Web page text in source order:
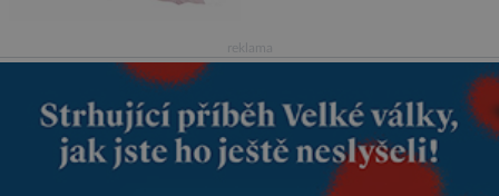
nás dali dohromady, Toník byl
dobře zaopatřený mladý muž.
Manželství nám oběma moc
nesvědčilo, brzy jsme zjistili, že